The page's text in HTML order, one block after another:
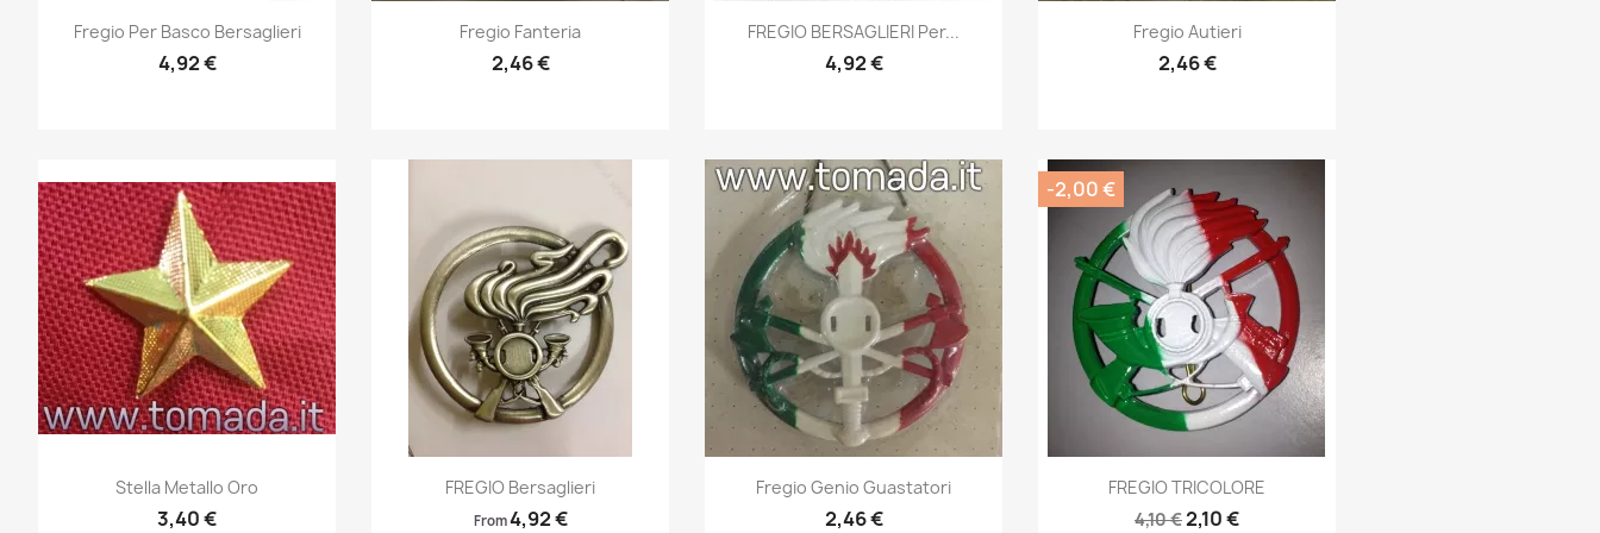
Anteprima
Fregio Per Basco Bersaglieri
4,92 €
Anteprima
Fregio Fanteria
2,46 €
Anteprima
FREGIO BERSAGLIERI Per...
4,92 €
Anteprima
Fregio Autieri
2,46 €
Anteprima
Stella Metallo Oro
3,40 €
Anteprima
FREGIO Bersaglieri
From4,92 €
Anteprima
Fregio Genio Guastatori
2,46 €
Anteprima
FREGIO TRICOLORE
4,10 €2,10 €
-2,00 €